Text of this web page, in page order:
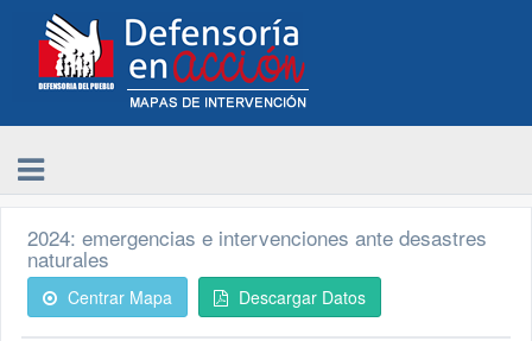
2024: emergencias e intervenciones ante desastres
naturales
Centrar Mapa Descargar Datos